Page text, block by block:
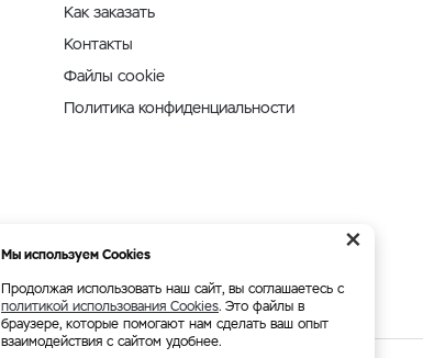
Как заказать
Контакты
Файлы cookie
Политика конфиденциальности
×
Мы используем Cookies
Продолжая использовать наш сайт, вы соглашаетесь с
политикой использования Cookies. Это файлы в
браузере, которые помогают нам сделать ваш опыт
взаимодействия с сайтом удобнее.